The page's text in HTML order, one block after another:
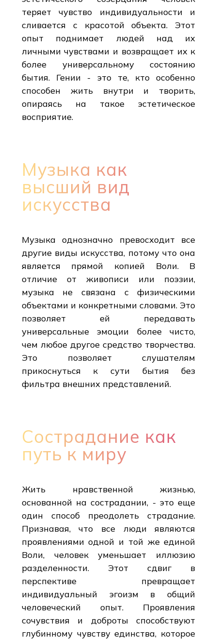
теряет чувство индивидуальности и
сливается с красотой объекта. Этот
опыт поднимает людей над их
личными чувствами и возвращает их к
более универсальному состоянию
бытия. Гении - это те, кто особенно
способен жить внутри и творить,
опираясь на такое эстетическое
восприятие.
Музыка как
высший вид
искусства
Музыка однозначно превосходит все
другие виды искусства, потому что она
является прямой копией Воли. В
отличие от живописи или поэзии,
музыка не связана с физическими
объектами и конкретными словами. Это
позволяет ей передавать
универсальные эмоции более чисто,
чем любое другое средство творчества.
Это позволяет слушателям
прикоснуться к сути бытия без
фильтра внешних представлений.
Сострадание как
путь к миру
Жить нравственной жизнью,
основанной на сострадании, - это еще
один способ преодолеть страдание.
Признавая, что все люди являются
проявлениями одной и той же единой
Воли, человек уменьшает иллюзию
разделенности. Этот сдвиг в
перспективе превращает
индивидуальный эгоизм в общий
человеческий опыт. Проявления
сочувствия и доброты способствуют
глубинному чувству единства, которое